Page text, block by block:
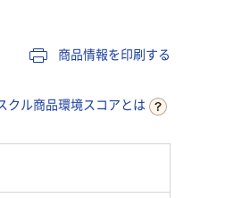
ンク
中綿式
商品情報を印刷する
クル商品環境スコアとは